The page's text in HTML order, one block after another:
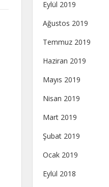
Eylül 2019
Ağustos 2019
Temmuz 2019
Haziran 2019
Mayıs 2019
Nisan 2019
Mart 2019
Şubat 2019
Ocak 2019
Eylül 2018